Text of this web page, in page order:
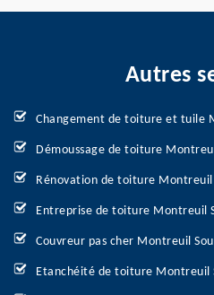
Autres
Changement de toiture et tuile
Démoussage de toiture
Rénovation de toiture Montreuil
Entreprise de toiture Montreuil
Couvreur pas cher Montreuil
Etanchéité de toiture Montreuil